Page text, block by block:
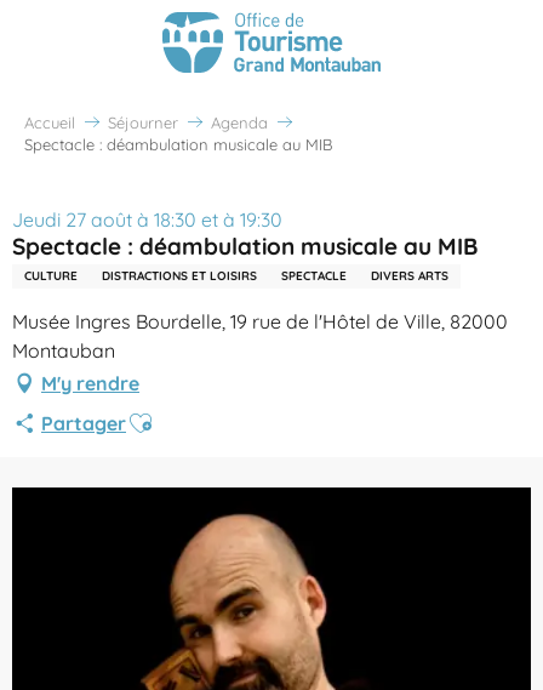
Accueil Séjourner
Agenda
Spectacle : déambulation musicale au MIB
Jeudi 27 août à 18:30 et à 19:30
Spectacle : déambulation musicale au MIB
CULTURE DISTRACTIONS ET LOISIRS SPECTACLE DIVERS ARTS
Musée Ingres Bourdelle, 19 rue de l'Hôtel de Ville, 82000
Montauban
M'y rendre
PartagerAjouter aux favoris